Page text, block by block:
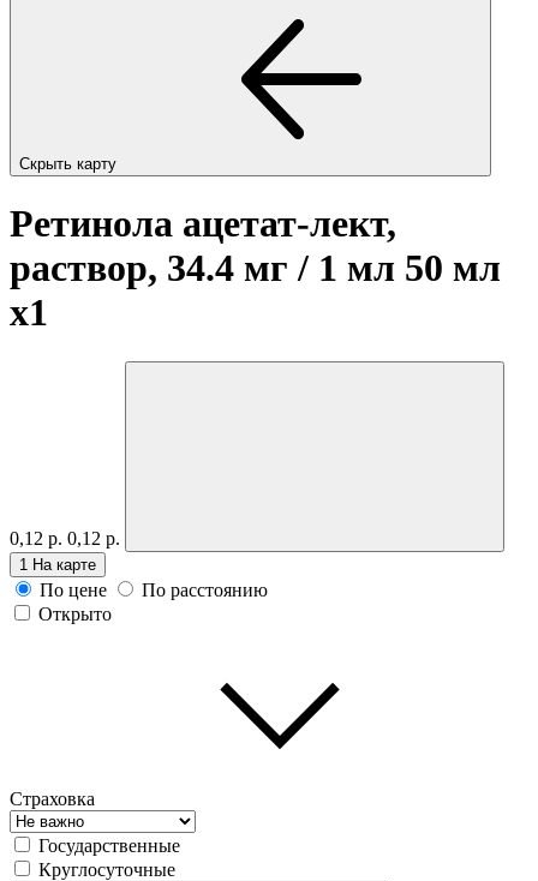
Скрыть карту
Ретинола ацетат-лект,
раствор, 34.4 мг / 1 мл 50 мл
x1
0,12 р. 0,12 р.
1 На карте
По цене
По расстоянию
Открыто
Страховка
Государственные
Круглосуточные